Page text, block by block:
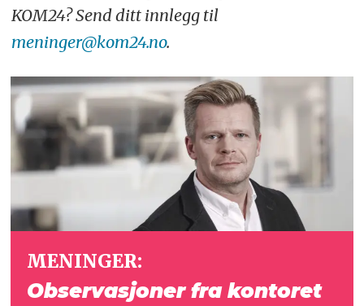
KOM24? Send ditt innlegg til
meninger@kom24.no.
MENINGER:
Observasjoner fra kontoret